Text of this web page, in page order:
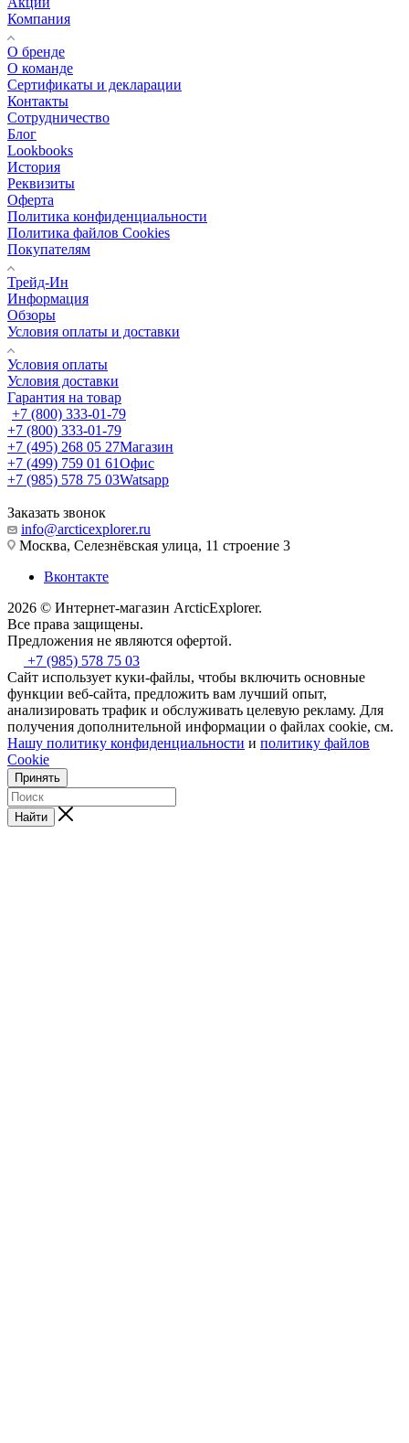
Компания
О бренде
О команде
Сертификаты и декларации
Контакты
Сотрудничество
Блог
Lookbooks
История
Реквизиты
Оферта
Политика конфиденциальности
Политика файлов Cookies
Покупателям
Трейд-Ин
Информация
Обзоры
Условия оплаты и доставки
Условия оплаты
Условия доставки
Гарантия на товар
+7 (800) 333-01-79
+7 (800) 333-01-79
+7 (495) 268 05 27Магазин
+7 (499) 759 01 61Офис
+7 (985) 578 75 03Watsapp
Заказать звонок
info@arcticexplorer.ru
Москва, Селезнёвская улица, 11 строение 3
Вконтакте
2026 © Интернет-магазин АrcticExplorer.
Все права защищены.
Предложения не являются офертой.
+7 (985) 578 75 03
Сайт использует куки-файлы, чтобы включить основные
функции веб-сайта, предложить вам лучший опыт,
анализировать трафик и обслуживать целевую рекламу. Для
получения дополнительной информации о файлах cookie, см.
Нашу политику конфиденциальности и политику файлов
Cookie
Принять
Найти